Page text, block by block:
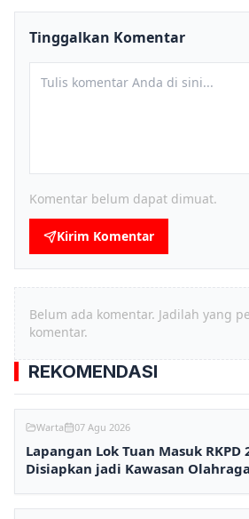
Tinggalkan Komentar
Komentar belum dapat dimuat.
Kirim Komentar
Belum ada komentar. Jadilah yang
komentar.
REKOMENDASI
Warta 07 Agu 2026
Lapangan Lok Tuan Masuk RKPD
Disiapkan jadi Kawasan Olahraga